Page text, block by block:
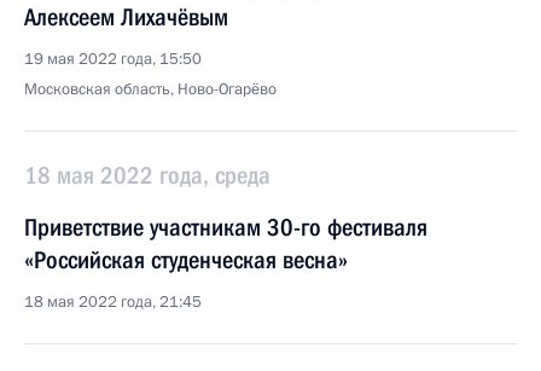
Алексеем Лихачёвым
19 мая 2022 года, 15:50
Московская область, Ново-Огарёво
18 мая 2022 года, среда
Приветствие участникам 30-го фестиваля
«Российская студенческая весна»
18 мая 2022 года, 21:45